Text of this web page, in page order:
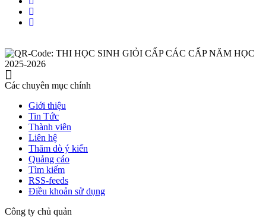
Các chuyên mục chính
Giới thiệu
Tin Tức
Thành viên
Liên hệ
Thăm dò ý kiến
Quảng cáo
Tìm kiếm
RSS-feeds
Điều khoản sử dụng
Công ty chủ quản